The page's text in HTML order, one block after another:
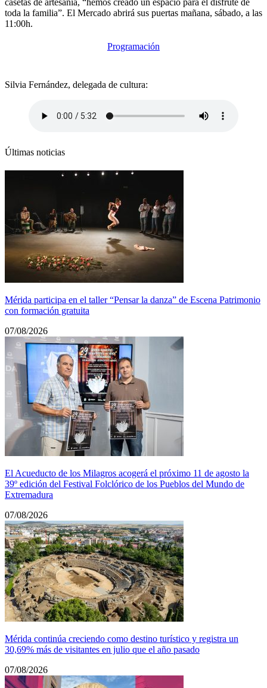
toda la familia”. El Mercado abrirá sus puertas mañana, sábado, a las
11:00h.
Programación
Silvia Fernández, delegada de cultura:
Últimas noticias
Mérida participa en el taller “Pensar la danza” de Escena Patrimonio
con formación gratuita
07/08/2026
El Acueducto de los Milagros acogerá el próximo 11 de agosto la
39º edición del Festival Folclórico de los Pueblos del Mundo de
Extremadura
07/08/2026
Mérida continúa creciendo como destino turístico y registra un
30,69% más de visitantes en julio que el año pasado
07/08/2026